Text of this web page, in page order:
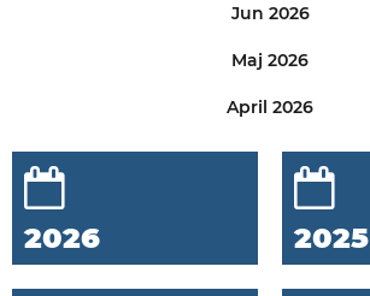
Jun 2026
Maj 2026
April 2026
2026 2025